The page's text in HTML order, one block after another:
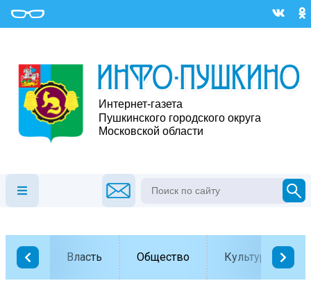
Власть Общество Культура